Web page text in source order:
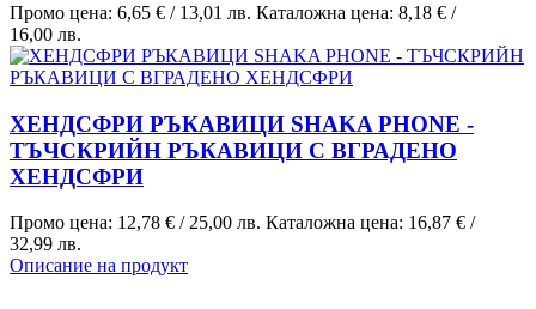
Промо цена: 6,65 € / 13,01 лв. Каталожна цена: 8,18 € /
16,00 лв.
ХЕНДСФРИ РЪКАВИЦИ SHAKA PHONE -
ТЪЧСКРИЙН РЪКАВИЦИ С ВГРАДЕНО
ХЕНДСФРИ
Промо цена: 12,78 € / 25,00 лв. Каталожна цена: 16,87 € /
32,99 лв.
Описание на продукт